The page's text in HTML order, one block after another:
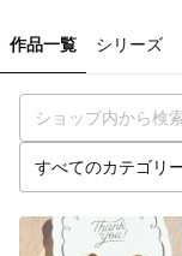
作品一覧 シリーズ